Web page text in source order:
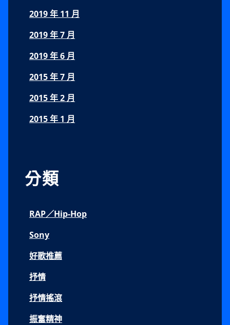
2019 年 11 月
2019 年 7 月
2019 年 6 月
2015 年 7 月
2015 年 2 月
2015 年 1 月
分類
RAP／Hip-Hop
Sony
好歌推薦
抒情
抒情搖滾
振奮精神